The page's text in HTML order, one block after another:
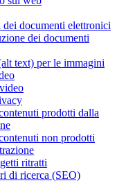
documenti elettronici
dei documenti
text) per le immagini
prodotti dalla
non prodotti
ritratti
di ricerca (SEO)